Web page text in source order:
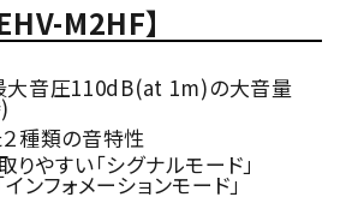
EHV-M2HF】
音圧110dB(at 1m)の大音量
種類の音特性
やすい「シグナルモード」
ンフォメーションモード」